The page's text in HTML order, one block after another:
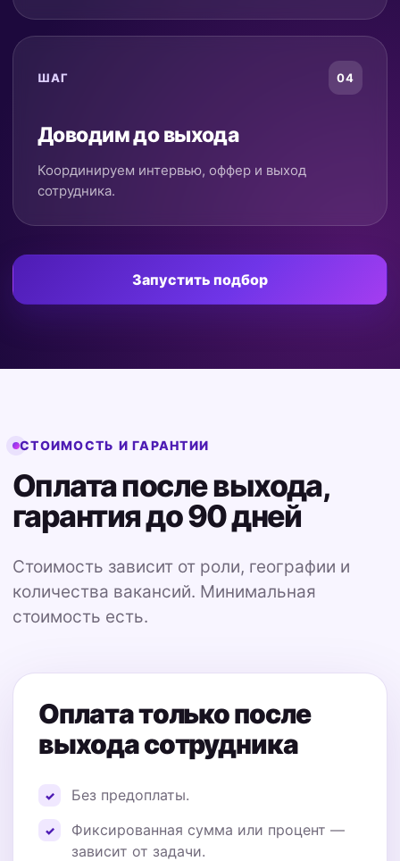
ШАГ 04
Доводим до выхода
Координируем интервью, оффер и выход
сотрудника.
Запустить подбор
СТОИМОСТЬ И ГАРАНТИИ
Оплата после выхода,
гарантия до 90 дней
Стоимость зависит от роли, географии и
количества вакансий. Минимальная
стоимость есть.
Оплата только после
выхода сотрудника
Без предоплаты.
Фиксированная сумма или процент —
зависит от задачи.